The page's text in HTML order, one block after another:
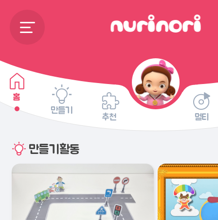
홈
만들기
추천 멀티
만들기활동